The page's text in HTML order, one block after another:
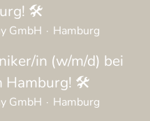
🛠️
GmbH · Hamburg
in (w/m/d) bei
Hamburg! 🛠️
GmbH · Hamburg